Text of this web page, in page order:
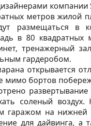
метров жилой
размещаться в
в 80 квадратных
тренажерный
гардеробом.
открывается
бортов
соленый
гаражом на нижней
для дайвинга,